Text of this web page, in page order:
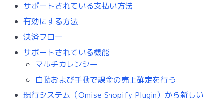
サポートされている支払い方法
有効にする方法
決済フロー
サポートされている機能
マルチカレンシー
自動および手動で課金の売上確定を行う
現行システム（Omise Shopify Plugin）から新しい